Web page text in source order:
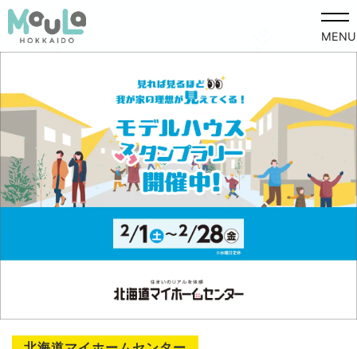
MENU